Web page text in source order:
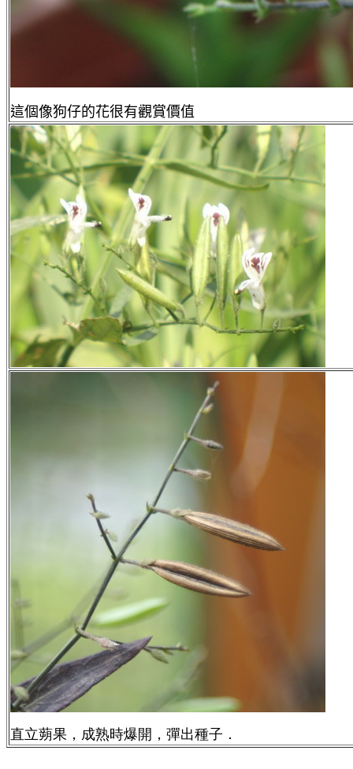
這個像狗仔的花很有觀賞價值
直立蒴果，成熟時爆開，彈出種子．